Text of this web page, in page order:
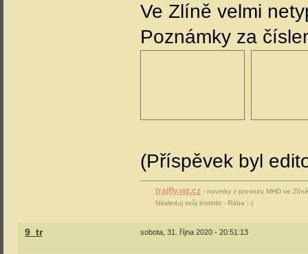
Ve Zlíně velmi
Poznámky za
(Příspěvek byl
trajfly.wz.cz - novinky z provozu MHD ve
Následuj svůj instinkt - Rába :-)
9_tr sobota, 31. října 2020 - 20:51:13